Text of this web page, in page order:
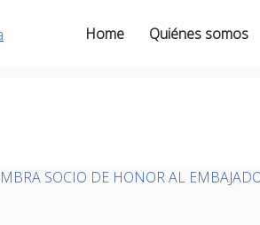
Home Quiénes somos